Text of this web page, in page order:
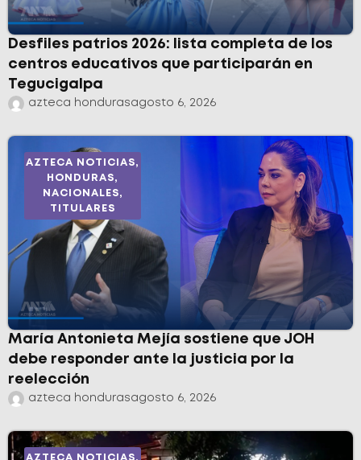
Desfiles patrios 2026: lista completa de los
centros educativos que participarán en
Tegucigalpa
azteca hondurasagosto 6, 2026
AZTECA NOTICIAS,
HONDURAS,
NACIONALES,
TITULARES
María Antonieta Mejía sostiene que JOH
debe responder ante la justicia por la
reelección
azteca hondurasagosto 6, 2026
AZTECA NOTICIAS,